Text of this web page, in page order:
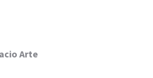
Arte